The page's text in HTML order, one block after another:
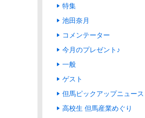
特集
池田奈月
コメンテーター
今月のプレゼント♪
一般
ゲスト
但馬ピックアップニュース
高校生 但馬産業めぐり